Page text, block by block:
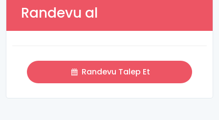
Randevu al
Randevu Talep Et